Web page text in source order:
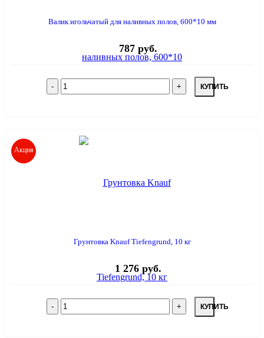
Валик игольчатый для наливных полов, 600*10 мм
787 руб.
КУПИТЬ
Акция
Грунтовка Knauf Tiefengrund, 10 кг
1 276 руб.
КУПИТЬ